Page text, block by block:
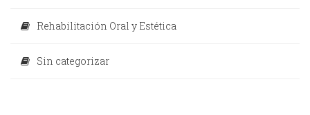
Rehabilitación Oral y Estética
Sin categorizar